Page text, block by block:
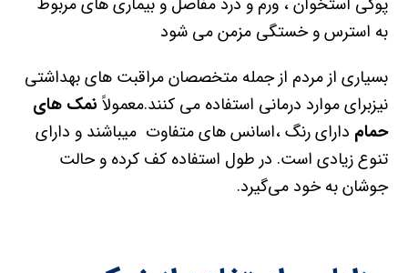
به استرس و خستگی مزمن می شود
بسیاری از مردم از جمله متخصصان مراقبت های بهداشتی
نیزبرای موارد درمانی استفاده می کنند.معمولاً نمک های
حمام دارای رنگ ،اسانس های متفاوت میباشند و دارای
تنوع زیادی است. در طول استفاده کف کرده و حالت
جوشان به خود می‌گیرد.